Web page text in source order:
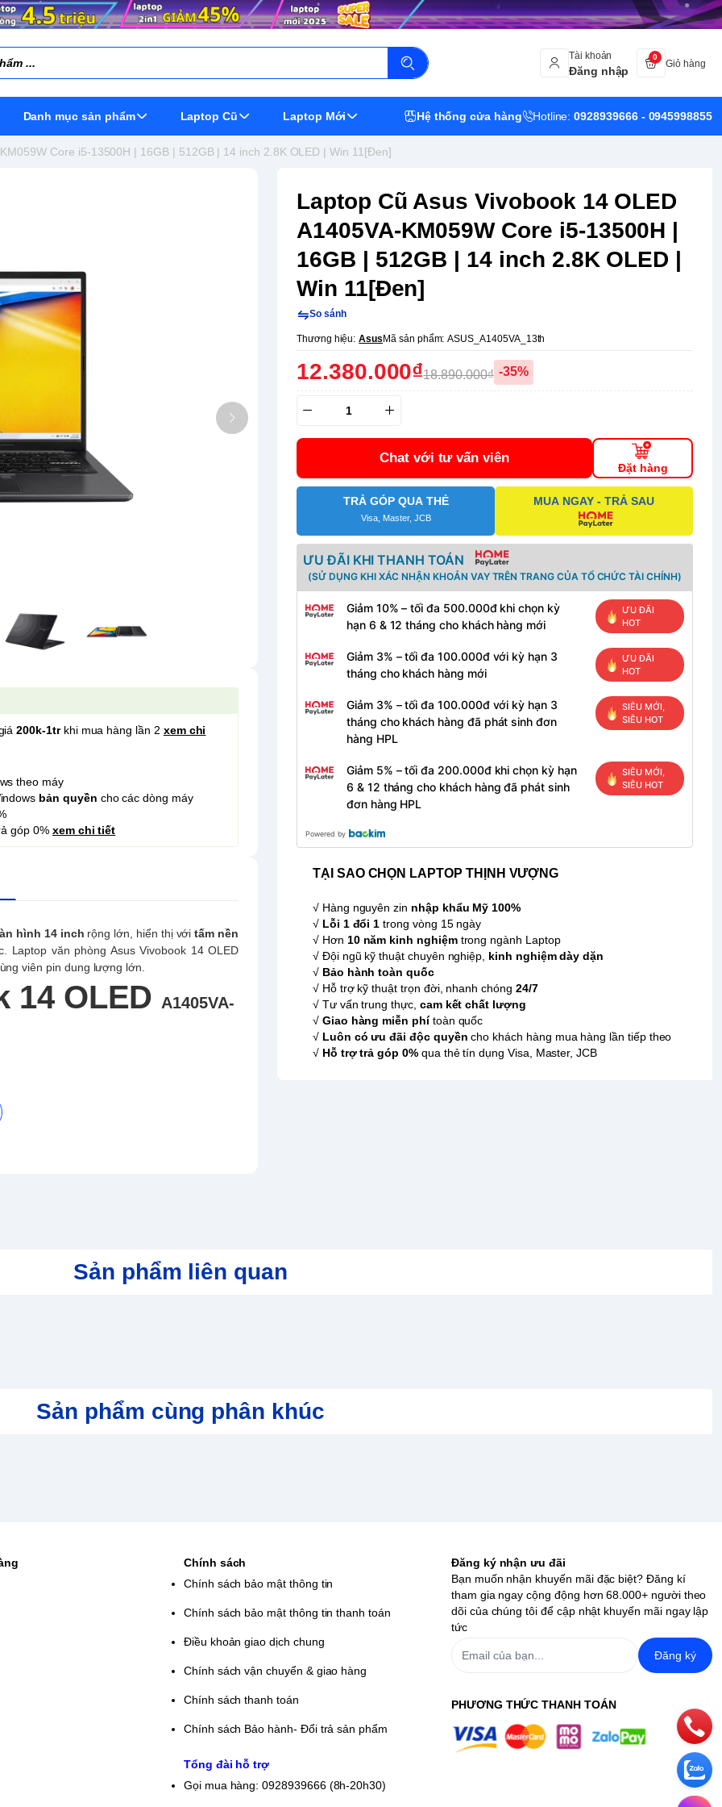
Tài khoản
Đăng nhập
0
Giỏ hàng
Danh mục sản phẩm Laptop Cũ Laptop Mới Hệ thống cửa hàng Hotline:0928939666 - 0945998855
Core i5-13500H | 16GB | 512GB | 14 inch 2.8K OLED | Win 11[Đen]
Laptop Cũ Asus Vivobook 14 OLED
A1405VA-KM059W Core i5-13500H |
16GB | 512GB | 14 inch 2.8K OLED |
Win 11[Đen]
So sánh
Thương hiệu: Asus Mã sản phẩm: ASUS_A1405VA_13th
12.380.000₫18.890.000₫ -35%
Chat với tư vấn viên
Đặt hàng
TRẢ GÓP QUA THẺ
Visa, Master, JCB
MUA NGAY - TRẢ SAU
ƯU ĐÃI KHI THANH TOÁN
(SỬ DỤNG KHI XÁC NHẬN KHOẢN VAY TRÊN TRANG CỦA TỔ CHỨC TÀI CHÍNH)
Giảm 10% – tối đa 500.000đ khi chọn kỳ
hạn 6 & 12 tháng cho khách hàng mới
ƯU ĐÃI
HOT
Giảm 3% – tối đa 100.000đ với kỳ hạn 3
tháng cho khách hàng mới
ƯU ĐÃI
HOT
Giảm 3% – tối đa 100.000đ với kỳ hạn 3
tháng cho khách hàng đã phát sinh đơn
hàng HPL
SIÊU MỚI,
SIÊU HOT
Giảm 5% – tối đa 200.000đ khi chọn kỳ hạn
6 & 12 tháng cho khách hàng đã phát sinh
đơn hàng HPL
SIÊU MỚI,
SIÊU HOT
Powered by
TẠI SAO CHỌN LAPTOP THỊNH VƯỢNG
√ Hàng nguyên zin nhập khẩu Mỹ 100%
√ Lỗi 1 đổi 1 trong vòng 15 ngày
√ Hơn 10 năm kinh nghiệm trong ngành Laptop
√ Đội ngũ kỹ thuật chuyên nghiệp, kinh nghiệm dày dặn
√ Bảo hành toàn quốc
√ Hỗ trợ kỹ thuật trọn đời, nhanh chóng 24/7
√ Tư vấn trung thực, cam kết chất lượng
√ Giao hàng miễn phítoàn quốc
√ Luôn có ưu đãi độc quyền cho khách hàng mua hàng lần tiếp theo
√ Hỗ trợ trả góp 0%qua thẻ tín dụng Visa, Master, JCB
200k-1trkhi mua hàng lần 2 xem chi
theo máy
bản quyền cho các dòng máy
góp 0% xem chi tiết
hình 14 inch rộng lớn, hiển thị vớitấm nền
Laptop văn phòng Asus Vivobook 14 OLED
viên pin dung lượng lớn.
14 OLED A1405VA-
thân thiện, thông minh - Asus Vivobook 14
văn phòng với bộ vi xử lý ổn định mà thiết kế
nghiệm dòng máy laptop Asus Vivobook 14
chọn hàng đầu dành cho dân văn phòng hay
tế. Đặc biệt bạn có thể hoàn toàn yên tâm
sở hữu tấm nền OLED HDR với độ phân
cạnh đó, Asus Vivobook 14 OLED A1405VA
A1405VA KM59W này là màn hình 14 inch
phòng cực kỳ thoải mái với góc nhìn rộng.
ưu đãi hấp dẫn!
Vivobook 14 OLED
Sản phẩm liên quan
Sản phẩm cùng phân khúc
Chính sách
Chính sách bảo mật thông tin
Chính sách bảo mật thông tin thanh toán
Điều khoản giao dịch chung
Chính sách vận chuyển & giao hàng
Chính sách thanh toán
Chính sách Bảo hành- Đổi trả sản phẩm
Tổng đài hỗ trợ
Gọi mua hàng: 0928939666 (8h-20h30)
Đăng ký nhận ưu đãi
Bạn muốn nhận khuyến mãi đặc biệt? Đăng kí
tham gia ngay cộng động hơn 68.000+ người theo
dõi của chúng tôi để cập nhật khuyến mãi ngay lập
tức
Đăng ký
PHƯƠNG THỨC THANH TOÁN